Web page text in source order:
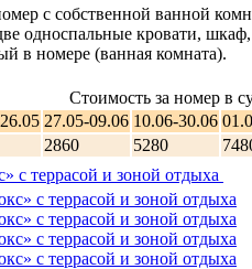
с собственной ванной
односпальные кровати,
в номере (ванная комната).
Стоимость за номер в
27.05-09.06 10.06-30.06
2860 5280
с террасой и зоной отдыха